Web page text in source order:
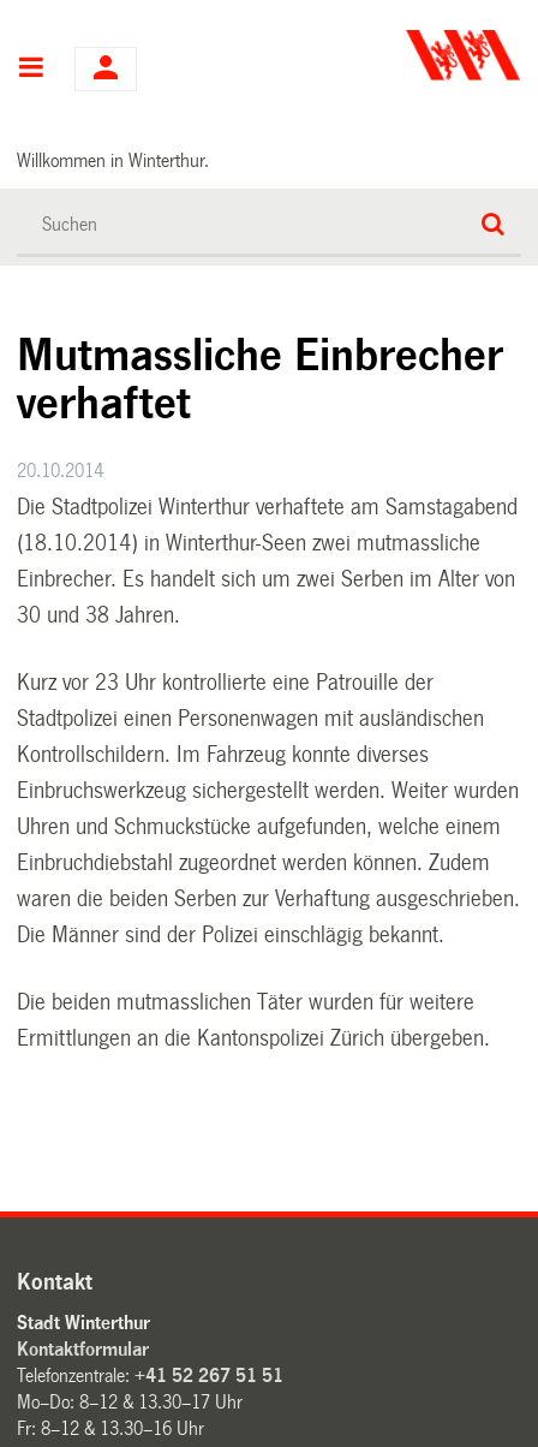
Hauptnavigation
Willkommen in Winterthur.
Mutmassliche Einbrecher
verhaftet
20.10.2014
Die Stadtpolizei Winterthur verhaftete am Samstagabend
(18.10.2014) in Winterthur-Seen zwei mutmassliche
Einbrecher. Es handelt sich um zwei Serben im Alter von
30 und 38 Jahren.
Kurz vor 23 Uhr kontrollierte eine Patrouille der
Stadtpolizei einen Personenwagen mit ausländischen
Kontrollschildern. Im Fahrzeug konnte diverses
Einbruchswerkzeug sichergestellt werden. Weiter wurden
Uhren und Schmuckstücke aufgefunden, welche einem
Einbruchdiebstahl zugeordnet werden können. Zudem
waren die beiden Serben zur Verhaftung ausgeschrieben.
Die Männer sind der Polizei einschlägig bekannt.
Die beiden mutmasslichen Täter wurden für weitere
Ermittlungen an die Kantonspolizei Zürich übergeben.
Kontakt
Stadt Winterthur
Kontaktformular
Telefonzentrale:+41 52 267 51 51
Mo–Do: 8–12 & 13.30–17 Uhr
Fr: 8–12 & 13.30–16 Uhr